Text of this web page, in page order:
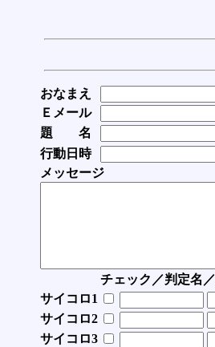
おなまえ
Ｅメール
題 名
行動日時
メッセージ
チェック／判定名
サイコロ1
サイコロ2
サイコロ3